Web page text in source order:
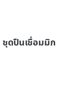
ชุดปืนเชื่อมมิก